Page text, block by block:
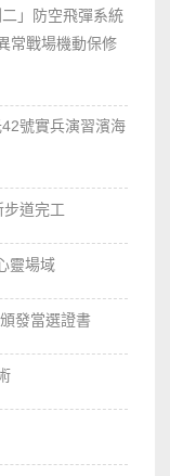
」防空飛彈系統
常戰場機動保修
號實兵演習濱海
道完工
靈場域
發當選證書